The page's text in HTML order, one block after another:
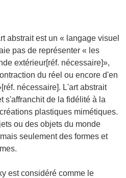
abstrait est un « langage visuel
pas de représenter « les
extérieur[réf. nécessaire]»,
du réel ou encore d'en
nécessaire]. L'art abstrait
s'affranchit de la fidélité à la
plastiques mimétiques.
ou des objets du monde
seulement des formes et
est considéré comme le